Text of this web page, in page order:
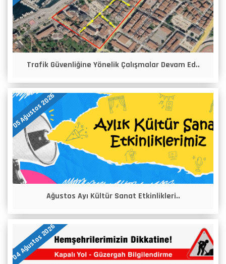
Trafik Güvenliğine Yönelik Çalışmalar Devam Ed..
05 Ağustos 2026
Ağustos Ayı Kültür Sanat Etkinlikleri..
04 Ağustos 2026